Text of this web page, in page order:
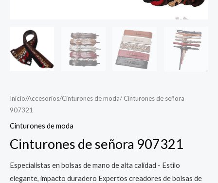
Inicio/Accesorios/Cinturones de moda/ Cinturones de señora
907321
Cinturones de moda
Cinturones de señora 907321
Especialistas en bolsas de mano de alta calidad - Estilo
elegante, impacto duradero Expertos creadores de bolsas de